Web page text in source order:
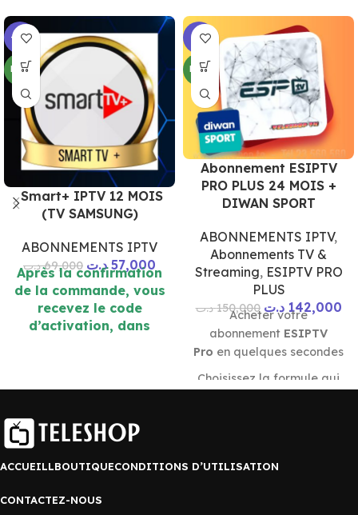
-17%
NEW
Smart+ IPTV 12 MOIS
(TV SAMSUNG)
ABONNEMENTS IPTV
69,000 د.ت 57,000 د.ت
Après la confirmation
de la commande, vous
recevez le code
d’activation, dans
-5%
NEW
Abonnement ESIPTV
PRO PLUS 24 MOIS +
DIWAN SPORT
ABONNEMENTS IPTV,
Abonnements TV &
Streaming, ESIPTV PRO
PLUS
150,000 د.ت 142,000 د.ت
Acheter votre
abonnement ESIPTV
Pro en quelques secondes
Choisissez la formule qui
vos appareils connectés.
ACCUEILLBOUTIQUECONDITIONS D’UTILISATION
CONTACTEZ-NOUS